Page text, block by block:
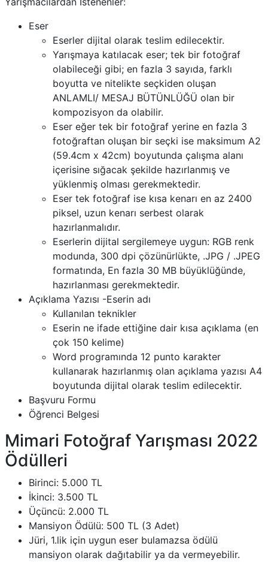
Eser
Eserler dijital olarak teslim edilecektir.
Yarışmaya katılacak eser; tek bir fotoğraf
olabileceği gibi; en fazla 3 sayıda, farklı
boyutta ve nitelikte seçkiden oluşan
ANLAMLI/ MESAJ BÜTÜNLÜĞÜ olan bir
kompozisyon da olabilir.
Eser eğer tek bir fotoğraf yerine en fazla 3
fotoğraftan oluşan bir seçki ise maksimum A2
(59.4cm x 42cm) boyutunda çalışma alanı
içerisine sığacak şekilde hazırlanmış ve
yüklenmiş olması gerekmektedir.
Eser tek fotoğraf ise kısa kenarı en az 2400
piksel, uzun kenarı serbest olarak
hazırlanmalıdır.
Eserlerin dijital sergilemeye uygun: RGB renk
modunda, 300 dpi çözünürlükte, .JPG / .JPEG
formatında, En fazla 30 MB büyüklüğünde,
hazırlanması gerekmektedir.
Açıklama Yazısı -Eserin adı
Kullanılan teknikler
Eserin ne ifade ettiğine dair kısa açıklama (en
çok 150 kelime)
Word programında 12 punto karakter
kullanarak hazırlanmış olan açıklama yazısı A4
boyutunda dijital olarak teslim edilecektir.
Başvuru Formu
Öğrenci Belgesi
Mimari Fotoğraf Yarışması 2022
Ödülleri
Birinci: 5.000 TL
İkinci: 3.500 TL
Üçüncü: 2.000 TL
Mansiyon Ödülü: 500 TL (3 Adet)
Jüri, 1.lik için uygun eser bulamazsa ödülü
mansiyon olarak dağıtabilir ya da vermeyebilir.